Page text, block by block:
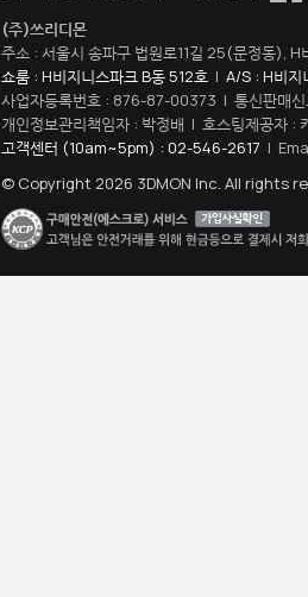
(주)쓰리디몬
주소 : 서울시 송파구 법원로11길 25(문정동),
쇼룸 : H비지니스파크 B동 512호 | A/S : H비지
사업자등록번호 : 876-87-00373 | 통신판매
개인정보관리책임자 : 박정배 | 호스팅제공자 :
고객센터 (10am~5pm) : 02-546-2617 |
© Copyright 2026 3DMON Inc. All rights